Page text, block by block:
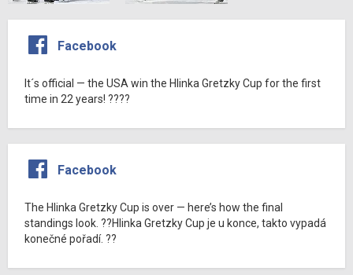
Facebook
It´s official — the USA win the Hlinka Gretzky Cup for the first
time in 22 years! ????
Facebook
The Hlinka Gretzky Cup is over — here’s how the final
standings look. ??Hlinka Gretzky Cup je u konce, takto vypadá
konečné pořadí. ??